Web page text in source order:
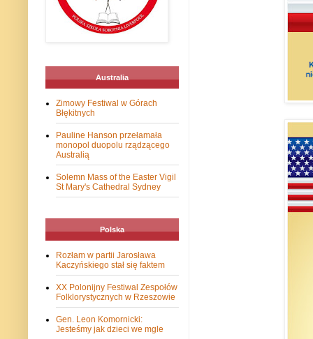
Australia
Zimowy Festiwal w Górach
Błękitnych
Pauline Hanson przełamała
monopol duopolu rządzącego
Australią
Solemn Mass of the Easter Vigil
St Mary's Cathedral Sydney
Polska
Rozłam w partii Jarosława
Kaczyńskiego stał się faktem
XX Polonijny Festiwal Zespołów
Folklorystycznych w Rzeszowie
Gen. Leon Komornicki:
Jesteśmy jak dzieci we mgle